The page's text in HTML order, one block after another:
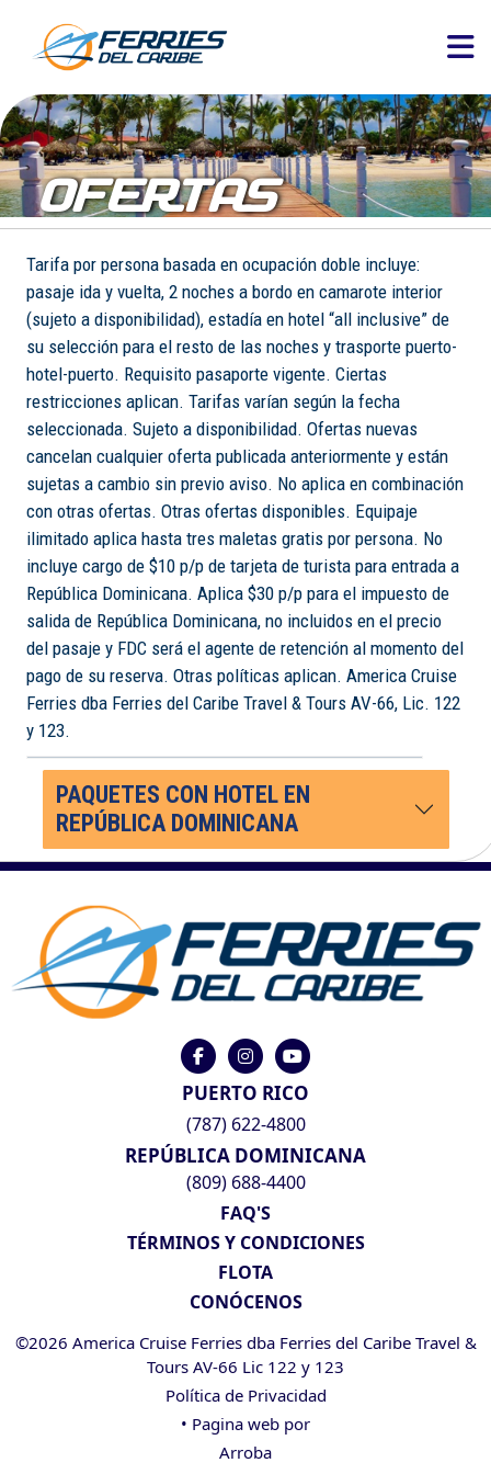
OFERTAS
Tarifa por persona basada en ocupación doble incluye:
pasaje ida y vuelta, 2 noches a bordo en camarote interior
(sujeto a disponibilidad), estadía en hotel “all inclusive” de
su selección para el resto de las noches y trasporte puerto-
hotel-puerto. Requisito pasaporte vigente. Ciertas
restricciones aplican. Tarifas varían según la fecha
seleccionada. Sujeto a disponibilidad. Ofertas nuevas
cancelan cualquier oferta publicada anteriormente y están
sujetas a cambio sin previo aviso. No aplica en combinación
con otras ofertas. Otras ofertas disponibles. Equipaje
ilimitado aplica hasta tres maletas gratis por persona. No
incluye cargo de $10 p/p de tarjeta de turista para entrada a
República Dominicana. Aplica $30 p/p para el impuesto de
salida de República Dominicana, no incluidos en el precio
del pasaje y FDC será el agente de retención al momento del
pago de su reserva. Otras políticas aplican. America Cruise
Ferries dba Ferries del Caribe Travel & Tours AV-66, Lic. 122
y 123.
PAQUETES CON HOTEL EN
REPÚBLICA DOMINICANA
PUERTO RICO
(787) 622-4800
REPÚBLICA DOMINICANA
(809) 688-4400
FAQ'S
TÉRMINOS Y CONDICIONES
FLOTA
CONÓCENOS
©2026 America Cruise Ferries dba Ferries del Caribe Travel &
Tours AV-66 Lic 122 y 123
Política de Privacidad
• Pagina web por
Arroba